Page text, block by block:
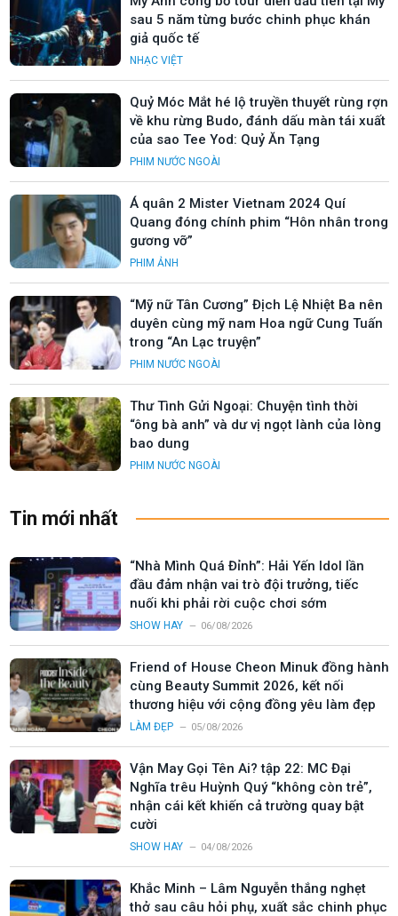
sau 5 năm từng bước chinh phục khán
giả quốc tế
NHẠC VIỆT
Quỷ Móc Mắt hé lộ truyền thuyết rùng rợn
về khu rừng Budo, đánh dấu màn tái xuất
của sao Tee Yod: Quỷ Ăn Tạng
PHIM NƯỚC NGOÀI
Á quân 2 Mister Vietnam 2024 Quí
Quang đóng chính phim “Hôn nhân trong
gương vỡ”
PHIM ẢNH
“Mỹ nữ Tân Cương” Địch Lệ Nhiệt Ba nên
duyên cùng mỹ nam Hoa ngữ Cung Tuấn
trong “An Lạc truyện”
PHIM NƯỚC NGOÀI
Thư Tình Gửi Ngoại: Chuyện tình thời
“ông bà anh” và dư vị ngọt lành của lòng
bao dung
PHIM NƯỚC NGOÀI
Tin mới nhất
“Nhà Mình Quá Đỉnh”: Hải Yến Idol lần
đầu đảm nhận vai trò đội trưởng, tiếc
nuối khi phải rời cuộc chơi sớm
SHOW HAY 06/08/2026
Friend of House Cheon Minuk đồng hành
cùng Beauty Summit 2026, kết nối
thương hiệu với cộng đồng yêu làm đẹp
LÀM ĐẸP 05/08/2026
Vận May Gọi Tên Ai? tập 22: MC Đại
Nghĩa trêu Huỳnh Quý “không còn trẻ”,
nhận cái kết khiến cả trường quay bật
cười
SHOW HAY 04/08/2026
Khắc Minh – Lâm Nguyễn thắng nghẹt
thở sau câu hỏi phụ, xuất sắc chinh phục